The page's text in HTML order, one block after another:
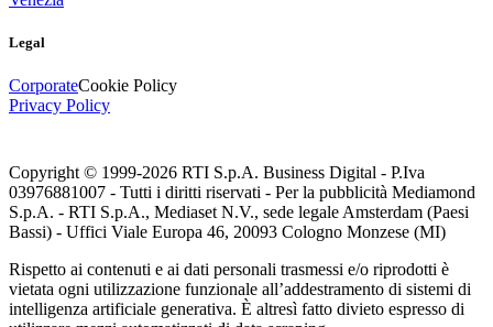
Legal
CorporateCookie Policy
Privacy Policy
Copyright © 1999-2026 RTI S.p.A. Business Digital - P.Iva
03976881007 - Tutti i diritti riservati - Per la pubblicità Mediamond
S.p.A. - RTI S.p.A., Mediaset N.V., sede legale Amsterdam (Paesi
Bassi) - Uffici Viale Europa 46, 20093 Cologno Monzese (MI)
Rispetto ai contenuti e ai dati personali trasmessi e/o riprodotti è
vietata ogni utilizzazione funzionale all’addestramento di sistemi di
intelligenza artificiale generativa. È altresì fatto divieto espresso di